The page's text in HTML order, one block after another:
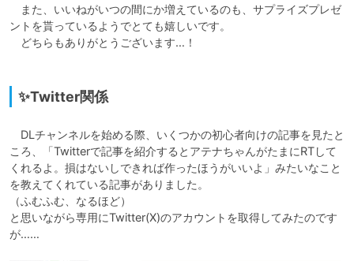
また、いいねがいつの間にか増えているのも、サプライズプレゼ
ントを貰っているようでとても嬉しいです。
どちらもありがとうございます…！
✨Twitter関係
DLチャンネルを始める際、いくつかの初心者向けの記事を見たと
ころ、「Twitterで記事を紹介するとアテナちゃんがたまにRTして
くれるよ。損はないしできれば作ったほうがいいよ」みたいなこと
を教えてくれている記事がありました。
（ふむふむ、なるほど）
と思いながら専用にTwitter(X)のアカウントを取得してみたのです
が……